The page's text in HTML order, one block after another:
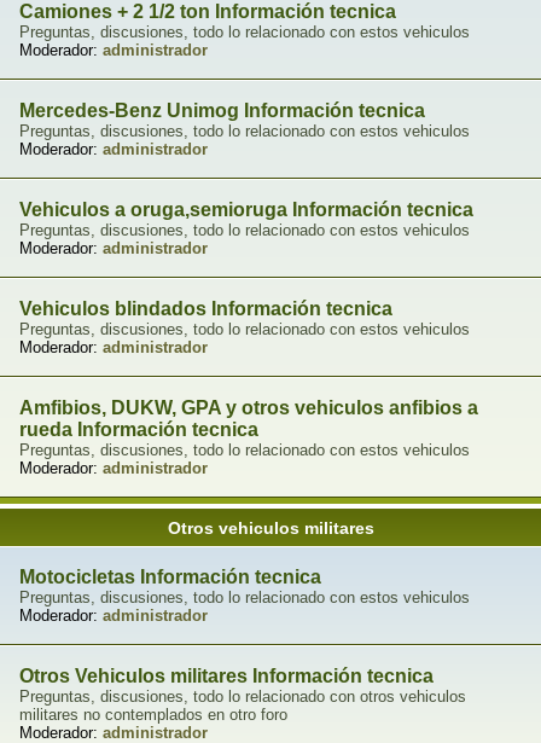
Camiones + 2 1/2 ton Información tecnica
Preguntas, discusiones, todo lo relacionado con estos vehiculos
Moderador: administrador
Mercedes-Benz Unimog Información tecnica
Preguntas, discusiones, todo lo relacionado con estos vehiculos
Moderador: administrador
Vehiculos a oruga,semioruga Información tecnica
Preguntas, discusiones, todo lo relacionado con estos vehiculos
Moderador: administrador
Vehiculos blindados Información tecnica
Preguntas, discusiones, todo lo relacionado con estos vehiculos
Moderador: administrador
Amfibios, DUKW, GPA y otros vehiculos anfibios a
rueda Información tecnica
Preguntas, discusiones, todo lo relacionado con estos vehiculos
Moderador: administrador
Otros vehiculos militares
Motocicletas Información tecnica
Preguntas, discusiones, todo lo relacionado con estos vehiculos
Moderador: administrador
Otros Vehiculos militares Información tecnica
Preguntas, discusiones, todo lo relacionado con otros vehiculos
militares no contemplados en otro foro
Moderador: administrador